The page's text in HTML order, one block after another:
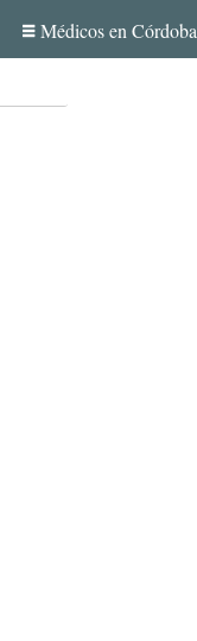
Médicos en Córdoba